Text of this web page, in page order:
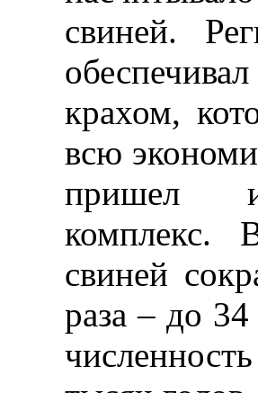
свиней.
крахом,
всю
пришел и
комплекс.
свиней
раза – до